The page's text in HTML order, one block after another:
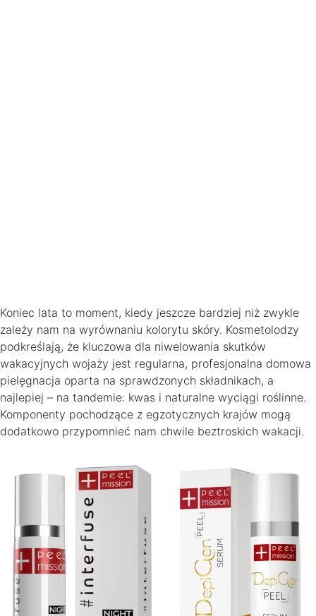
Koniec lata to moment, kiedy jeszcze bardziej niż zwykle
zależy nam na wyrównaniu kolorytu skóry. Kosmetolodzy
podkreślają, że kluczowa dla niwelowania skutków
wakacyjnych wojaży jest regularna, profesjonalna domowa
pielęgnacja oparta na sprawdzonych składnikach, a
najlepiej – na tandemie: kwas i naturalne wyciągi roślinne.
Komponenty pochodzące z egzotycznych krajów mogą
dodatkowo przypomnieć nam chwile beztroskich wakacji.